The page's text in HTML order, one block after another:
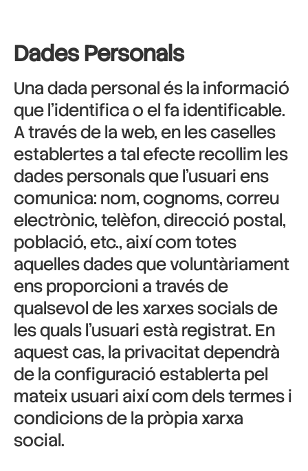
Dades Personals
Una dada personal és la informació
que l’identifica o el fa identificable.
A través de la web, en les caselles
establertes a tal efecte recollim les
dades personals que l’usuari ens
comunica: nom, cognoms, correu
electrònic, telèfon, direcció postal,
població, etc., així com totes
aquelles dades que voluntàriament
ens proporcioni a través de
qualsevol de les xarxes socials de
les quals l’usuari està registrat. En
aquest cas, la privacitat dependrà
de la configuració establerta pel
mateix usuari així com dels termes i
condicions de la pròpia xarxa
social.